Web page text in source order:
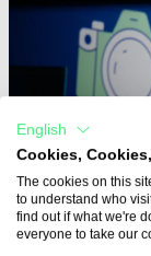
Home
English
Cookies,
The cookies on this
to understand who
find out if what we're
everyone to take our